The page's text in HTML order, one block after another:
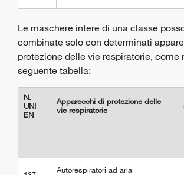
Le maschere intere di una classe
combinate solo con determinati
protezione delle vie respiratorie, come
seguente tabella:
N.
UNI
EN
Apparecchi di protezione delle
vie respiratorie
Autorespiratori ad aria